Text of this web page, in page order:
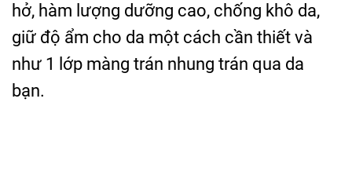
hở, hàm lượng dưỡng cao, chống khô da,
giữ độ ẩm cho da một cách cần thiết và
như 1 lớp màng trán nhung trán qua da
bạn.